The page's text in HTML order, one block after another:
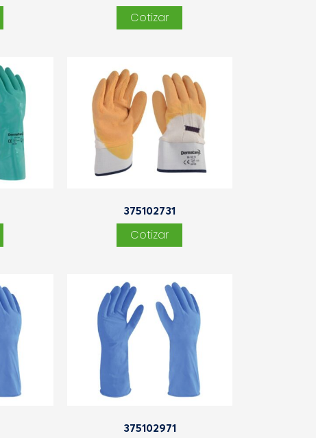
375102731
375102971